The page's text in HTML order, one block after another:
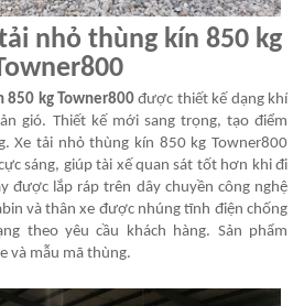
nhỏ thùng kín 850 kg
850 kg Towner800được thiết kế dạng khí
gió. Thiết kế mới sang trọng, tạo điểm
Xe tải nhỏ thùng kín 850 kg Towner800
sáng, giúp tài xế quan sát tốt hơn khi đi
được lắp ráp trên dây chuyền công nghệ
và thân xe được nhúng tĩnh điện chống
theo yêu cầu khách hàng. Sản phẩm
và mẫu mã thùng.